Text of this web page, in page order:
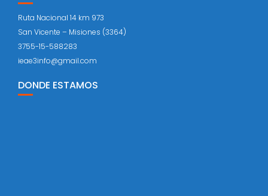
Ruta Nacional 14 km 973
San Vicente – Misiones (3364)
3755-15-588283
ieae3info@gmail.com
DONDE ESTAMOS